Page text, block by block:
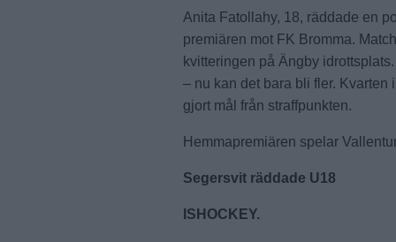
Anita Fatollahy, 18, räddade en
premiären mot FK Bromma.
kvitteringen på Ängby
– nu kan det bara bli fler.
gjort mål från straffpunkten.
Hemmapremiären spelar
Segersvit räddade U18
ISHOCKEY.